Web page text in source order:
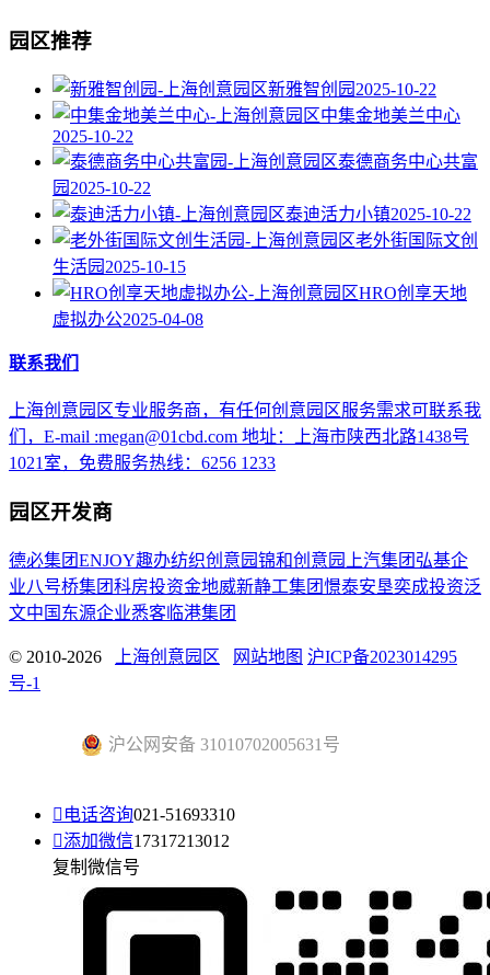
园区推荐
新雅智创园 2025-10-22
中集金地美兰中心
2025-10-22
泰德商务中心共富
园 2025-10-22
泰迪活力小镇2025-10-22
老外街国际文创
生活园 2025-10-15
HRO创享天地
虚拟办公2025-04-08
联系我们
上海创意园区专业服务商，有任何创意园区服务需求可联系我
们，E-mail :megan@01cbd.com 地址：上海市陕西北路1438号
1021室，免费服务热线：6256 1233
园区开发商
德必集团ENJOY趣办纺织创意园锦和创意园 上汽集团 弘基企
业八号桥集团科房投资金地威新静工集团憬泰安垦奕成投资泛
文中国 东源企业悉客 临港集团
© 2010-2026 上海创意园区 网站地图 沪ICP备2023014295
号-1
沪公网安备 31010702005631号
 电话咨询021-51693310
添加微信17317213012
复制微信号